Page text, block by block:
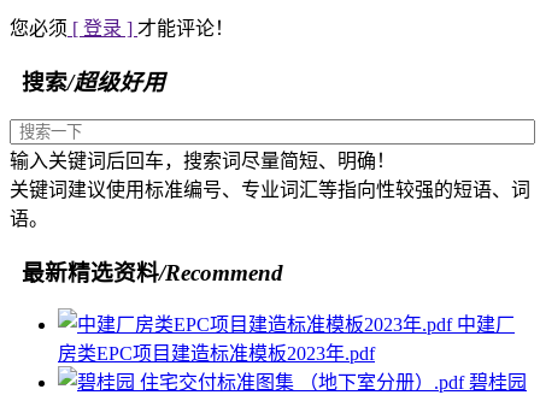
您必须 [ 登录 ] 才能评论！
搜索/超级好用
输入关键词后回车，搜索词尽量简短、明确！
关键词建议使用标准编号、专业词汇等指向性较强的短语、词
语。
最新精选资料/Recommend
中建厂
房类EPC项目建造标准模板2023年.pdf
碧桂园